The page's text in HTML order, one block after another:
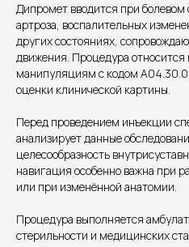
Дипромет вводится при
артроза, воспалительных
других состояниях,
движения. Процедура
манипуляциям с кодом
оценки клинической картины.
Перед проведением инъекции
анализирует данные
целесообразность
навигация особенно важна при
или при изменённой анатомии.
Процедура выполняется
стерильности и медицинских
Пн.-пт. — с 08:00 до 20:00
Сб. — с 08:00 до 18:00
Единый номер
Петрищева д.35.пом.3
Патоличева 21Д,П.1
На